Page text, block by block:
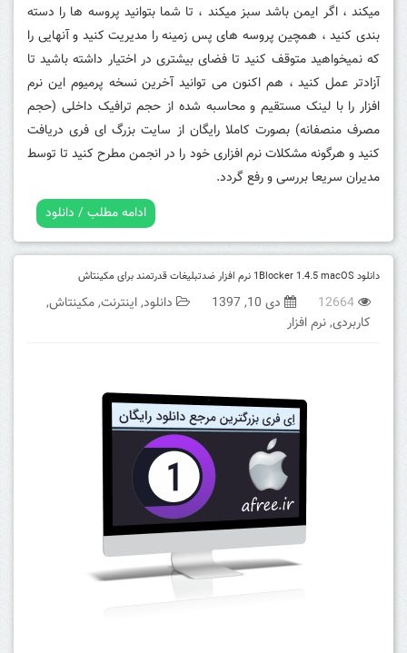
میکند ، اگر ایمن باشد سبز میکند ، تا شما بتوانید پروسه ها را دسته
بندی کنید ، همچین پروسه های پس زمینه را مدیریت کنید و آنهایی را
که نمیخواهید متوقف کنید تا فضای بیشتری در اختیار داشته باشید تا
آزادتر عمل کنید ، هم اکنون می توانید آخرین نسخه پرمیوم این نرم
افزار را با لینک مستقیم و محاسبه شده از حجم ترافیک داخلی (حجم
مصرف منصفانه) بصورت کاملا رایگان از سایت بزرگ ای فری دریافت
کنید و هرگونه مشکلات نرم افزاری خود را در انجمن مطرح کنید تا توسط
مدیران سریعا بررسی و رفع گردد.
ادامه مطلب / دانلود
دانلود 1Blocker 1.4.5 macOS نرم افزار ضدتبلیغات قدرتمند برای مکینتاش
12664 دی 10, 1397 دانلود,اینترنت,مکینتاش,
کاربردی,نرم افزار